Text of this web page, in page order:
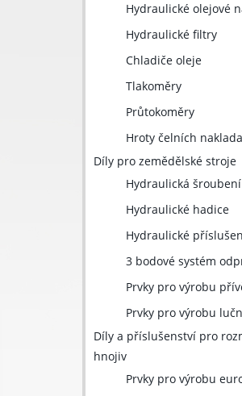
Hydraulické olejové
Hydraulické filtry
Chladiče oleje
Tlakoměry
Průtokoměry
Hroty čelních
Díly pro zemědělské stroje
Hydraulická šroubení
Hydraulické hadice
Hydraulické
3 bodové systém
Prvky pro výrobu
Prvky pro výrobu
Díly a příslušenství pro
hnojiv
Prvky pro výrobu